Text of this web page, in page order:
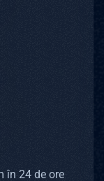
în 24 de ore